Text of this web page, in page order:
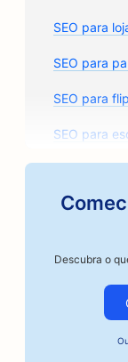
SEO para
SEO para
SEO para
SEO para
SEO para
SEO para
SEO para
SEO para
Descubra o
Ou